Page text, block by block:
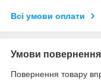
Всі умови оплати
Умови повернення
Повернення товару